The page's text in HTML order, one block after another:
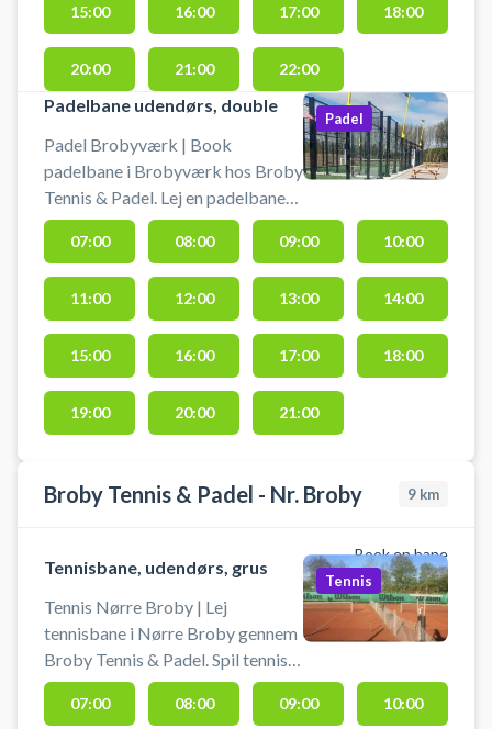
15:00 16:00 17:00 18:00
20:00 21:00 22:00
Padelbane udendørs, double
Padel Brobyværk | Book
padelbane i Brobyværk hos Broby
Tennis & Padel. Lej en padelbane
og spil padel i Brobyværk på en af
de udendørs padelbaner hos
tennis- og padelklubben i byen.
Padel
07:00 08:00 09:00 10:00
11:00 12:00 13:00 14:00
15:00 16:00 17:00 18:00
19:00 20:00 21:00
Broby Tennis & Padel - Nr. Broby 9 km
Book en bane
Tennisbane, udendørs, grus
Tennis Nørre Broby | Lej
tennisbane i Nørre Broby gennem
Broby Tennis & Padel. Spil tennis i
Nr. Broby på grusbanerne
beliggende på Egeballe 1G, 5672
Tennis
07:00 08:00 09:00 10:00